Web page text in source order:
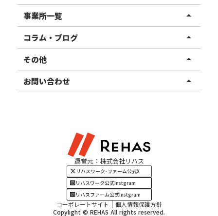
リハスワーク
リハスファーム
事業所一覧 arrow_drop_up
関東エリア
東北エリア
甲信越エリア
四国・九州エリア
コラム・ブログ arrow_drop_up
事業所ブログ
ご利用者様の声
その他 arrow_drop_up
お知らせ
お問い合わせ arrow_drop_up
運営元：株式会社リハス
リハスワーク･ファーム公式X
リハスワーク公式Instgram
リハスファーム公式Instgram
コーポレートサイト
個人情報保護方針
Copylight © REHAS All rights reserved.